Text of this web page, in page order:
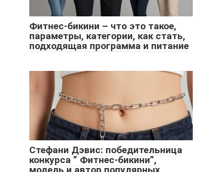
Фитнес-бикини – что это такое,
параметры, категории, как стать,
подходящая программа и питание
Стефани Дэвис: победительница
конкурса ” Фитнес-бикини”,
модель и автор популярных